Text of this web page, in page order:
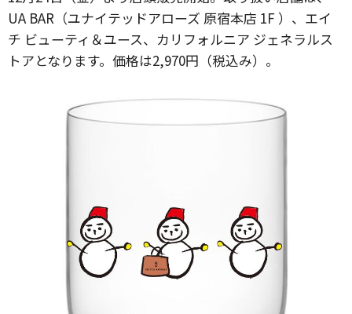
UA BAR（ユナイテッドアローズ 原宿本店 1F ）、エイ
チ ビューティ＆ユース、カリフォルニア ジェネラルス
トアとなります。価格は2,970円（税込み）。